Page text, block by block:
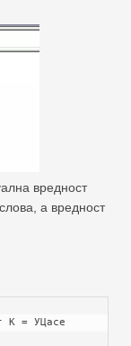
вредност
а вредност
К = УЦасе